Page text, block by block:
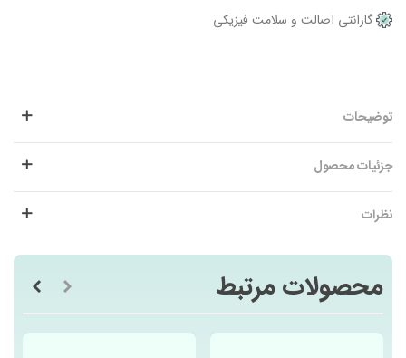
گارانتی اصالت و سلامت فیزیکی
توضیحات
جزئیات محصول
نظرات
محصولات مرتبط